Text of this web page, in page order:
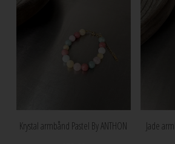
Krystal armbånd Pastel By ANTHON
Jade